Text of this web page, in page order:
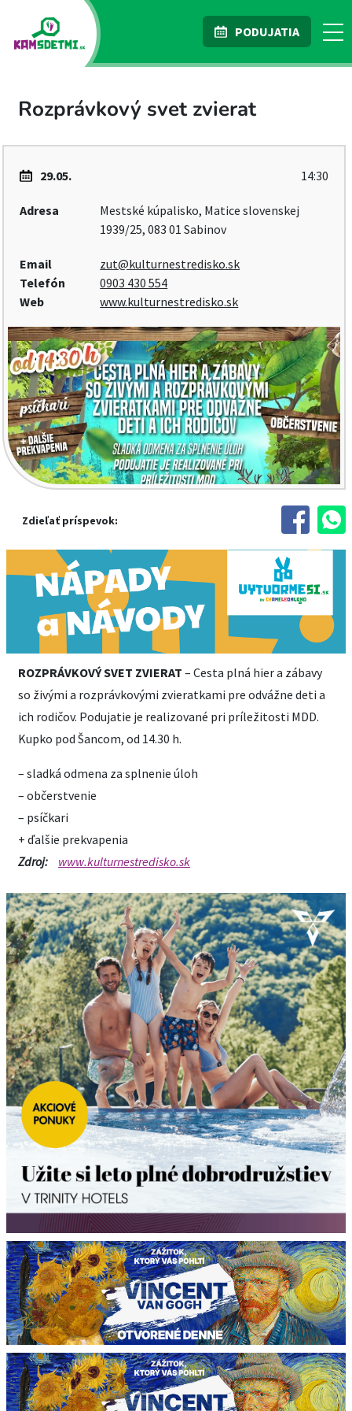
PODUJATIA
Rozprávkový svet zvierat
29.05. 14:30
Adresa
Mestské kúpalisko, Matice slovenskej
1939/25, 083 01 Sabinov
Email
zut@kulturnestredisko.sk
Telefón
0903 430 554
Web
www.kulturnestredisko.sk
Zdieľať príspevok:
ROZPRÁVKOVÝ SVET ZVIERAT – Cesta plná hier a zábavy
so živými a rozprávkovými zvieratkami pre odvážne deti a
ich rodičov. Podujatie je realizované pri príležitosti MDD.
Kupko pod Šancom, od 14.30 h.
– sladká odmena za splnenie úloh
– občerstvenie
– psíčkari
+ ďalšie prekvapenia
Zdroj:
www.kulturnestredisko.sk